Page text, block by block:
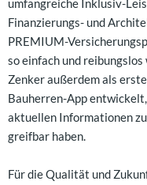
umfangreiche Inklusiv-
Finanzierungs- und
PREMIUM-
so einfach und
Zenker außerdem als
Bauherren-App
aktuellen Informationen
greifbar haben.
Für die Qualität und